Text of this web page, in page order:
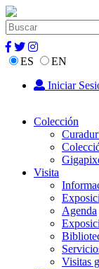
ES
EN
Iniciar
Colección
Visita
Agenda
Visitas